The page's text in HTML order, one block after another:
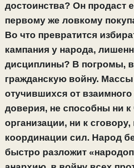
достоинства? Он продаст
первому же ловкому
Во что превратится
кампания у народа,
дисциплины? В погромы,
гражданскую войну.
отучившихся от
доверия, не способны ни к
организации, ни к сговору,
координации сил. Народ
быстро разложит